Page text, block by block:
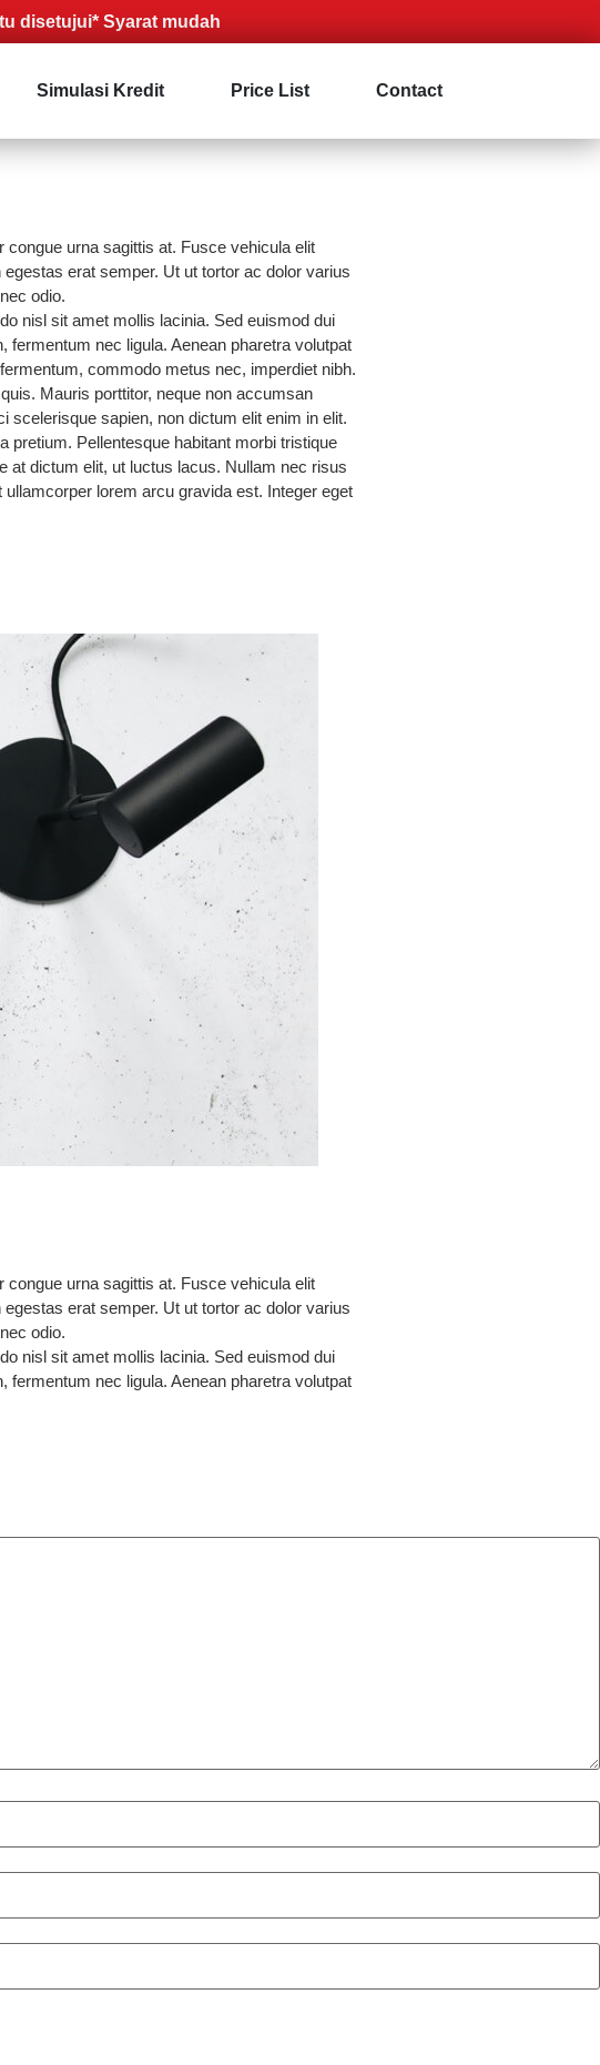
Syarat mudah
Simulasi Kredit Price List Contact
urna sagittis at. Fusce vehicula elit
erat semper. Ut ut tortor ac dolor varius
odio.
nisl sit amet mollis lacinia. Sed euismod dui
nec ligula. Aenean pharetra volutpat
commodo metus nec, imperdiet nibh.
Mauris porttitor, neque non accumsan
scelerisque sapien, non dictum elit enim in elit.
pretium. Pellentesque habitant morbi tristique
at dictum elit, ut luctus lacus. Nullam nec risus
lorem arcu gravida est. Integer eget
urna sagittis at. Fusce vehicula elit
erat semper. Ut ut tortor ac dolor varius
odio.
nisl sit amet mollis lacinia. Sed euismod dui
nec ligula. Aenean pharetra volutpat